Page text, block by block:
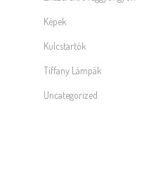
Képek
Kulcstartók
Tiffany Lámpák
Uncategorized